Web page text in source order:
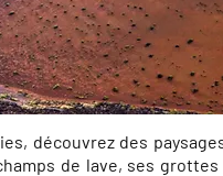
découvrez des
de lave, ses